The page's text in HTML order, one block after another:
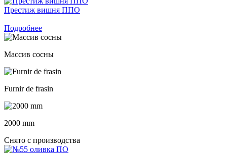
Престиж вишня ППО
Подробнее
Массив сосны
Furnir de frasin
2000 mm
Снято с производства